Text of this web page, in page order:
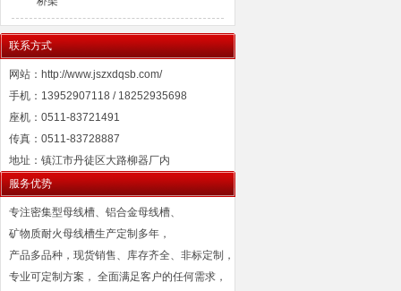
联系方式
网站：http://www.jszxdqsb.com/
手机：13952907118 / 18252935698
座机：0511-83721491
传真：0511-83728887
地址：镇江市丹徒区大路柳器厂内
服务优势
专注密集型母线槽、铝合金母线槽、
矿物质耐火母线槽生产定制多年，
产品多品种，现货销售、库存齐全、非标定制，
专业可定制方案， 全面满足客户的任何需求，